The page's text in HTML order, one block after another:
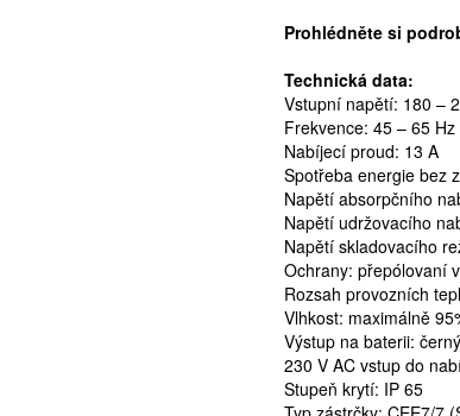
Prohlédněte si
Technická data:
Vstupní napětí: 180 –
Frekvence: 45 – 65 Hz
Nabíjecí proud: 13 A
Spotřeba energie bez
Napětí absorpčního
Napětí udržovacího
Napětí skladovacího
Ochrany: přepólovaní
Rozsah provozních
Vlhkost: maximálně
Výstup na baterii:
230 V AC vstup do
Stupeň krytí: IP 65